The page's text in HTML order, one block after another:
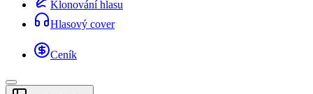
Klonování hlasu
Hlasový cover
Ceník